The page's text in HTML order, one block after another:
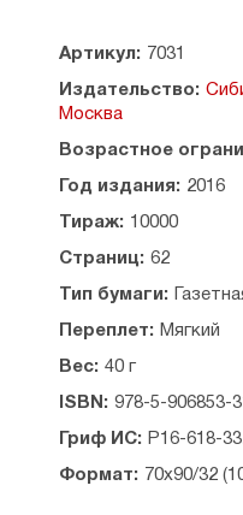
Артикул: 7031
Издательство:
Москва
Возрастное
Год издания: 2016
Тираж: 10000
Страниц: 62
Тип бумаги:
Переплет: Мягкий
Вес: 40 г
ISBN: 978-5-906853-
Гриф ИС: Р16-618-
Формат: 70х90/32